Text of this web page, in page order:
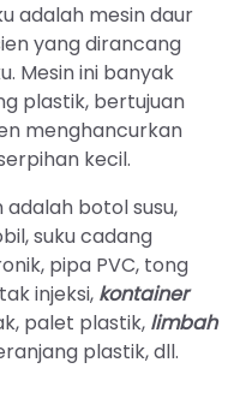
adalah mesin daur
yang dirancang
Mesin ini banyak
plastik, bertujuan
menghancurkan
kecil.
adalah botol susu,
suku cadang
pipa PVC, tong
injeksi, kontainer
palet plastik, limbah
plastik, dll.